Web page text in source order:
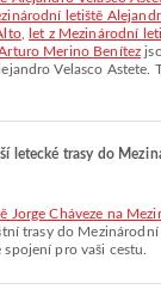
letiště
,
let z Mezinárodní
Merino Benítez
Velasco Astete.
letecké trasy do
Jorge Cháveze na
trasy do Mezinárodní
pro vaši cestu.